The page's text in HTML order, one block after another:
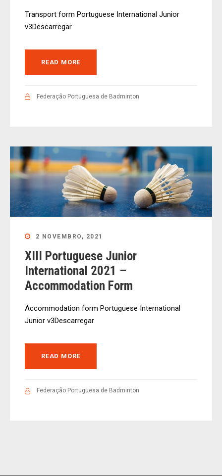
Transport form Portuguese International Junior
v3Descarregar
READ MORE
Federação Portuguesa de Badminton
2 NOVEMBRO, 2021
XIII Portuguese Junior
International 2021 –
Accommodation Form
Accommodation form Portuguese International
Junior v3Descarregar
READ MORE
Federação Portuguesa de Badminton